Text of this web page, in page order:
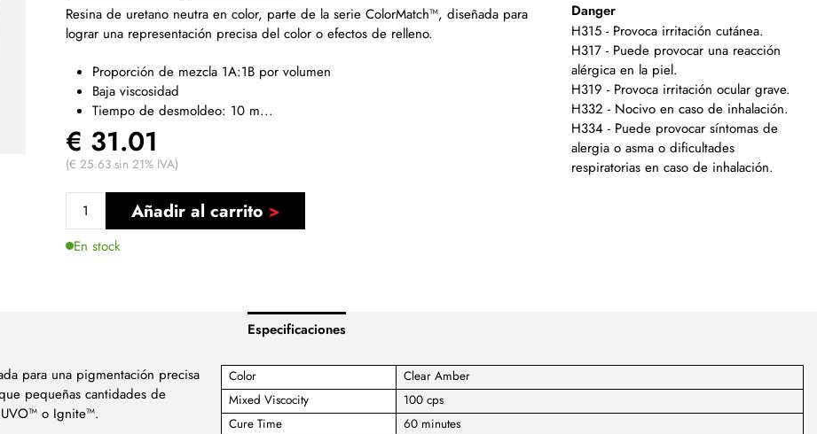
Resina de uretano neutra en color, parte de la serie ColorMatch™, diseñada para
lograr una representación precisa del color o efectos de relleno.
Proporción de mezcla 1A:1B por volumen
Baja viscosidad
Tiempo de desmoldeo: 10 m...
Danger
H315 - Provoca irritación cutánea.
H317 - Puede provocar una reacción
alérgica en la piel.
H319 - Provoca irritación ocular grave.
H332 - Nocivo en caso de inhalación.
H334 - Puede provocar síntomas de
alergia o asma o dificultades
respiratorias en caso de inhalación.
€ 31.01
(€ 25.63 sin 21% IVA)
Añadir al carrito
En stock
Especificaciones
para una pigmentación precisa
pequeñas cantidades de
o Ignite™.
Color
Clear Amber
Mixed Viscocity
100 cps
Cure Time
60 minutes